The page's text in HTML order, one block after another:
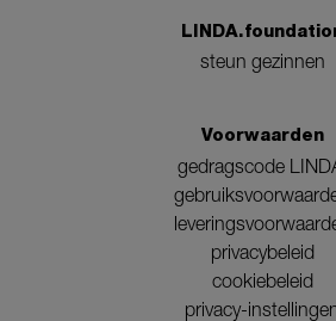
steun gezinnen
Voorwaarden
gedragscode
privacybeleid
cookiebeleid
privacy-